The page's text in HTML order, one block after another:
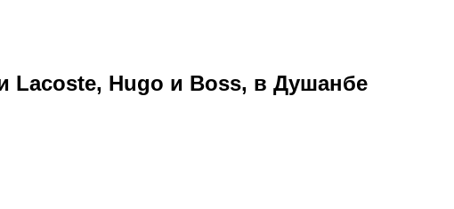
Lacoste, Hugo и Boss, в Душанбе